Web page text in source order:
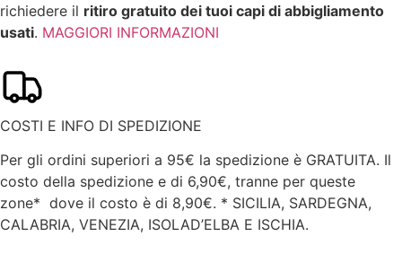
richiedere il ritiro gratuito dei tuoi capi di abbigliamento
usati. MAGGIORI INFORMAZIONI
COSTI E INFO DI SPEDIZIONE
Per gli ordini superiori a 95€ la spedizione è GRATUITA. Il
costo della spedizione e di 6,90€, tranne per queste
zone* dove il costo è di 8,90€. * SICILIA, SARDEGNA,
CALABRIA, VENEZIA, ISOLAD’ELBA E ISCHIA.